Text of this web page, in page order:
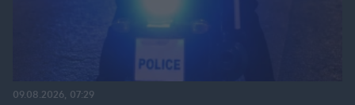
09.08.2026, 07:29